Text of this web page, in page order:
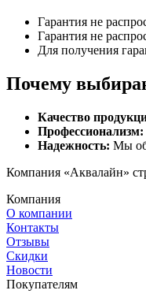
Гарантия не
Гарантия не
Для получения
Почему
Качество
Профессионализм:
Надежность: Мы
Компания «Аквалайн»
Компания
О компании
Контакты
Отзывы
Скидки
Новости
Покупателям